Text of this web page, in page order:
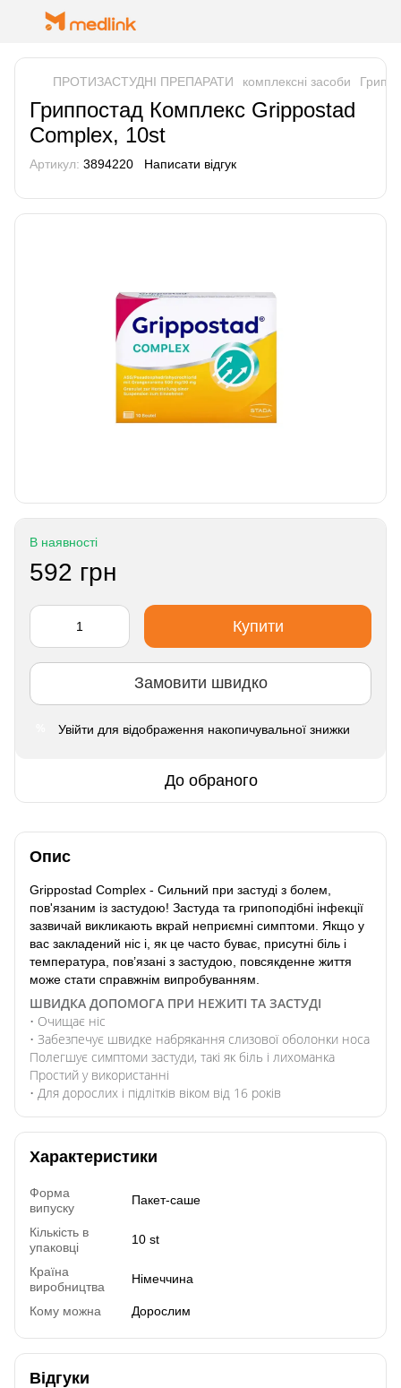
ПРОТИЗАСТУДНІ ПРЕПАРАТИ комплексні засоби
Гриппостад Комплекс Grippostad
Complex, 10st
Артикул: 3894220 Написати відгук
В наявності
592 грн
Купити
Замовити швидко
Увійти для відображення накопичувальної знижки
До обраного
Опис
Grippostad Complex - Сильний при застуді з болем,
пов'язаним із застудою! Застуда та грипоподібні інфекції
зазвичай викликають вкрай неприємні симптоми. Якщо у
вас закладений ніс і, як це часто буває, присутні біль і
температура, пов’язані з застудою, повсякденне життя
може стати справжнім випробуванням.
ШВИДКА ДОПОМОГА ПРИ НЕЖИТІ ТА ЗАСТУДІ
• Очищає ніс
• Забезпечує швидке набрякання слизової оболонки носа
Полегшує симптоми застуди, такі як біль і лихоманка
Простий у використанні
• Для дорослих і підлітків віком від 16 років
Характеристики
Форма
випуску
Пакет-саше
Кількість в
упаковці
10 st
Країна
виробництва
Німеччина
Кому можна Дорослим
Відгуки